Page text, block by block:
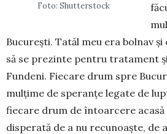
Foto: Shutterstock
Bucu­rești. Tatăl meu era bolnav
să se prezinte pentru tra­ta­ment
Fun­deni. Fiecare drum spre
mulțime de spe­ranțe legate de
fie­care drum de întoarcere
disperată de a nu recunoaște, de